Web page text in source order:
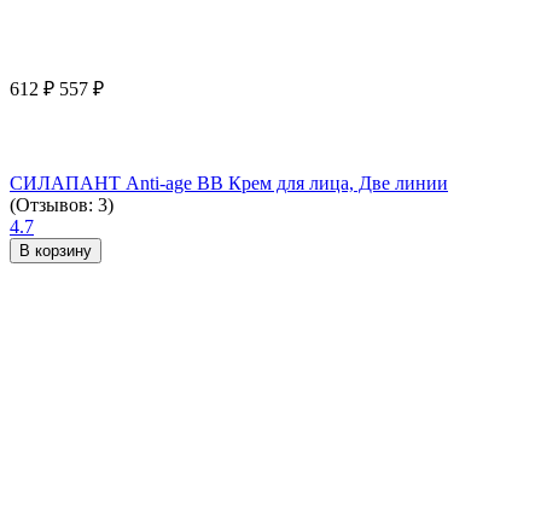
612 ₽ 557 ₽
СИЛАПАНТ Anti-age ВВ Крем для лица, Две линии
(Отзывов: 3)
4.7
В корзину